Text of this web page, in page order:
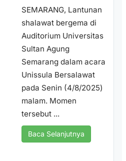
SEMARANG, Lantunan
shalawat bergema di
Auditorium Universitas
Sultan Agung
Semarang dalam acara
Unissula Bersalawat
pada Senin (4/8/2025)
malam. Momen
tersebut ...
Baca Selanjutnya